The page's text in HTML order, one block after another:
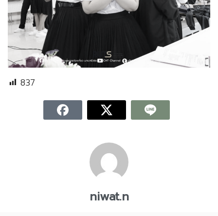
837
niwat.n